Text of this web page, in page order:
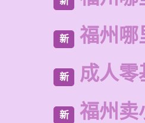
新 福州哪
新 成人零
新 福州卖